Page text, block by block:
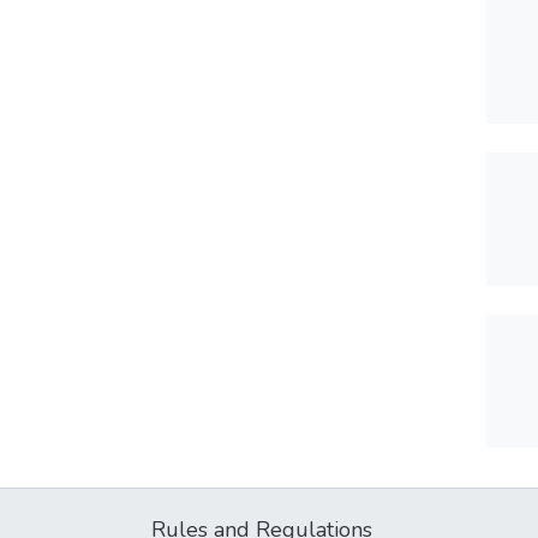
Rules and Regulations